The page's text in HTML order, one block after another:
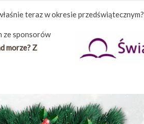
teraz w okresie przedświątecznym?
ze sponsorów
morze? Z